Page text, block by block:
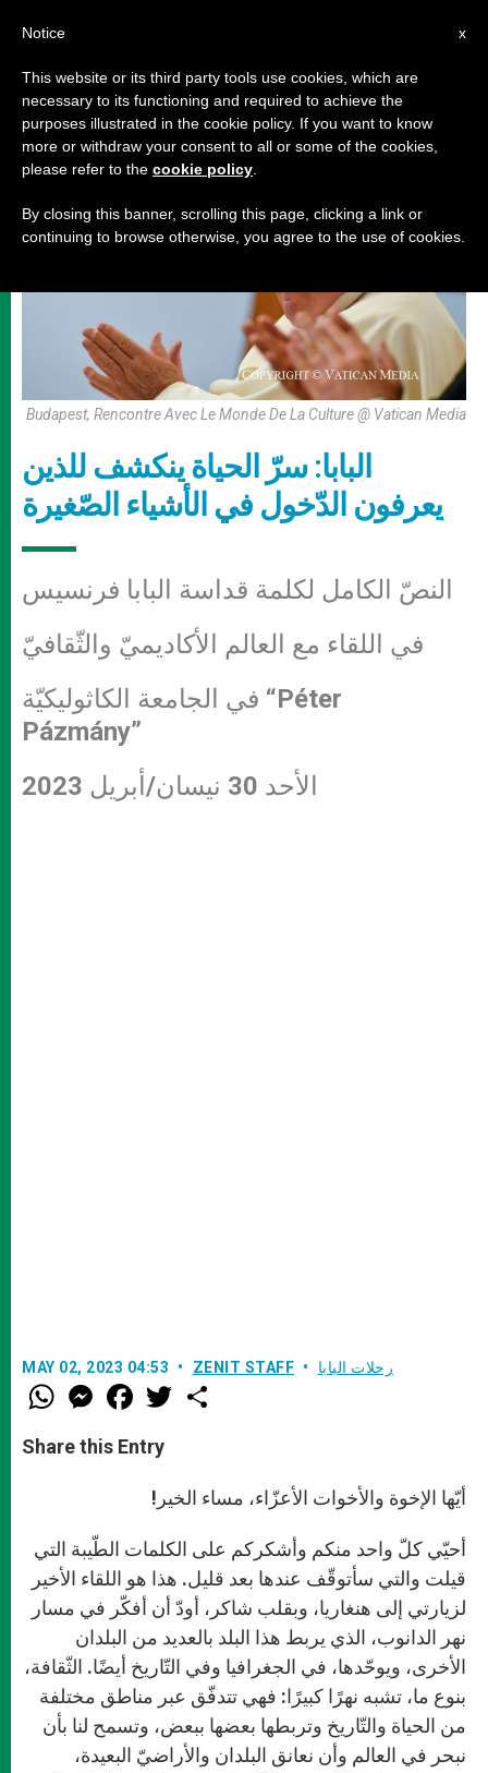
رحلات البابا
Budapest, Rencontre Avec Le Monde De La Culture @ Vatican Media
البابا: سرّ الحياة ينكشف للذين
يعرفون الدّخول في الأشياء الصّغيرة
النصّ الكامل لكلمة قداسة البابا فرنسيس
في اللقاء مع العالم الأكاديميّ والثّقافيّ
في الجامعة الكاثوليكيّة “Péter
Pázmány”
الأحد 30 نيسان/أبريل 2023
MAY 02, 2023 04:53 ZENIT STAFF رحلات البابا
W
h
t
s
M
e
s
e
F
a
e
b
w
r
Share this Entry
أيّها الإخوة والأخوات الأعزّاء، مساء الخير!
أحيّي كلّ واحد منكم وأشكركم على الكلمات الطّيبة التي
قيلت والتي سأتوقّف عندها بعد قليل. هذا هو اللقاء الأخير
لزيارتي إلى هنغاريا، وبقلب شاكر، أودّ أن أفكّر في مسار
نهر الدانوب، الذي يربط هذا البلد بالعديد من البلدان
الأخرى، ويوحّدها، في الجغرافيا وفي التّاريخ أيضًا. الثّقافة،
بنوع ما، تشبه نهرًا كبيرًا: فهي تتدفّق عبر مناطق مختلفة
من الحياة والتّاريخ وتربطها بعضها ببعض، وتسمح لنا بأن
نبحر في العالم وأن نعانق البلدان والأراضيّ البعيدة،
x
Notice
This website or its third party tools use cookies, which are
necessary to its functioning and required to achieve the
purposes illustrated in the cookie policy. If you want to know
more or withdraw your consent to all or some of the cookies,
please refer to the cookie policy
By closing this banner, scrolling this page, clicking a link or
continuing to browse otherwise, you agree to the use of cookies.